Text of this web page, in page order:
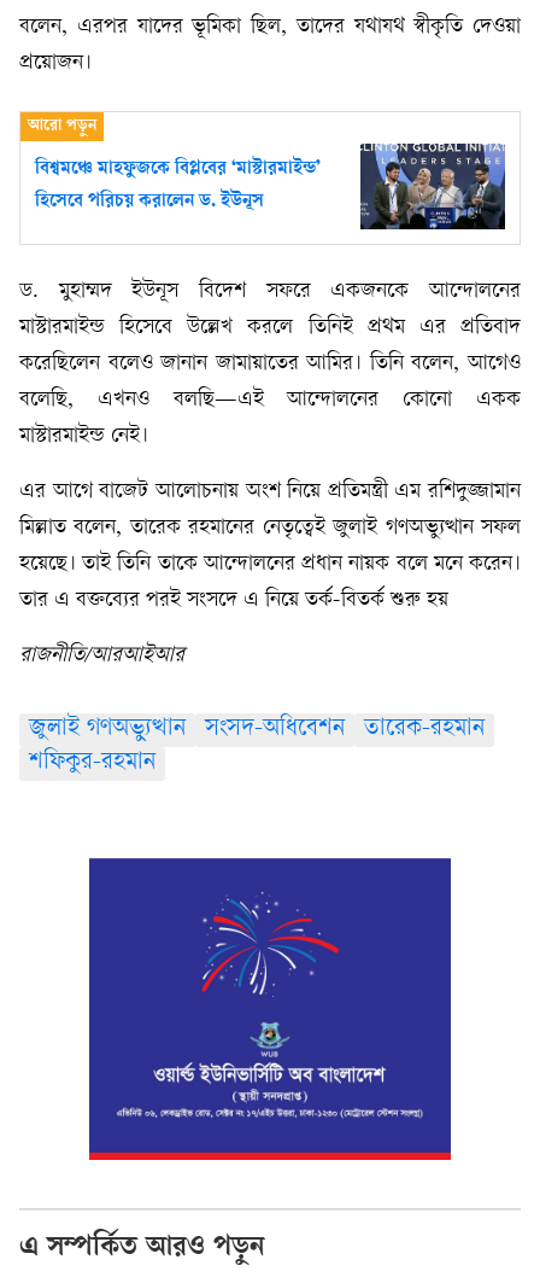
বলেন, এরপর যাদের ভূমিকা ছিল, তাদের যথাযথ স্বীকৃতি দেওয়া
প্রয়োজন।
বিশ্বমঞ্চে মাহফুজকে বিপ্লবের ‘মাস্টারমাইন্ড’
হিসেবে পরিচয় করালেন ড. ইউনূস
ড. মুহাম্মদ ইউনূস বিদেশ সফরে একজনকে আন্দোলনের
মাস্টারমাইন্ড হিসেবে উল্লেখ করলে তিনিই প্রথম এর প্রতিবাদ
করেছিলেন বলেও জানান জামায়াতের আমির। তিনি বলেন, আগেও
বলেছি, এখনও বলছি—এই আন্দোলনের কোনো একক
মাস্টারমাইন্ড নেই।
এর আগে বাজেট আলোচনায় অংশ নিয়ে প্রতিমন্ত্রী এম রশিদুজ্জামান
মিল্লাত বলেন, তারেক রহমানের নেতৃত্বেই জুলাই গণঅভ্যুত্থান সফল
হয়েছে। তাই তিনি তাকে আন্দোলনের প্রধান নায়ক বলে মনে করেন।
তার এ বক্তব্যের পরই সংসদে এ নিয়ে তর্ক-বিতর্ক শুরু হয়
রাজনীতি/আরআইআর
জুলাই গণঅভ্যুত্থান সংসদ-অধিবেশন
তারেক-রহমান
শফিকুর-রহমান
এ সম্পর্কিত আরও পড়ুন